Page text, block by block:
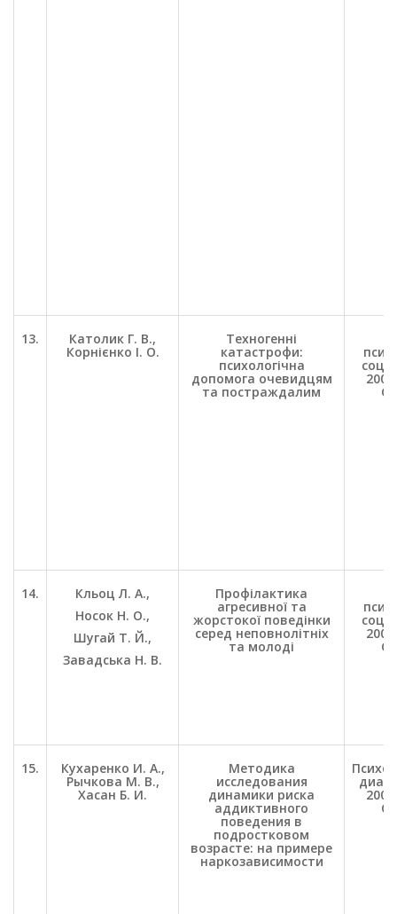
13. Католик Г. В.,
Корнієнко І. О.
Техногенні
катастрофи:
психологічна
допомога очевидцям
та постраждалим
соц.
С.
14.
Кльоц Л. А.,
Носок Н. О.,
Шугай Т. Й.,
Завадська Н. В.
Профілактика
агресивної та
жорстокої поведінки
серед неповнолітніх
та молоді
соц.
С.
15. Кухаренко И. А.,
Рычкова М. В.,
Хасан Б. И.
Методика
исследования
динамики риска
аддиктивного
поведения в
подростковом
возрасте: на примере
наркозависимости
С.